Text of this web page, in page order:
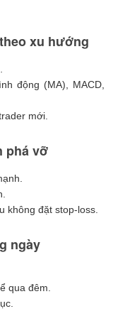
xu hướng
động (MA), MACD,
mới.
phá vỡ
không đặt stop-loss.
ngày
qua đêm.